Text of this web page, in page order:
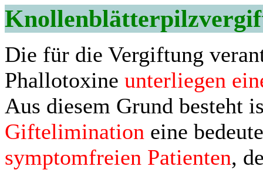
Die für die Vergiftung
Phallotoxine unterliegen
Aus diesem Grund besteht
Giftelimination eine
symptomfreien Patienten,